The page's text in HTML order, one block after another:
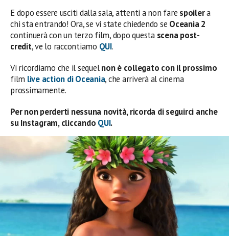
E dopo essere usciti dalla sala, attenti a non fare spoilera
chi sta entrando! Ora, se vi state chiedendo se Oceania 2
continuerà con un terzo film, dopo questa scena post-
credit, ve lo raccontiamo QUI.
Vi ricordiamo che il sequelnon è collegato con il prossimo
film live action diOceania, che arriverà al cinema
prossimamente.
Per non perderti nessuna novità, ricorda di seguirci anche
su Instagram, cliccando QUI.